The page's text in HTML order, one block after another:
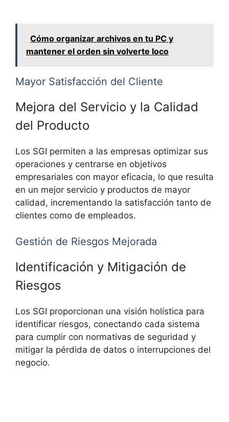
Cómo organizar archivos en tu PC y
mantener el orden sin volverte loco
Mayor Satisfacción del Cliente
Mejora del Servicio y la Calidad
del Producto
Los SGI permiten a las empresas optimizar sus
operaciones y centrarse en objetivos
empresariales con mayor eficacia, lo que resulta
en un mejor servicio y productos de mayor
calidad, incrementando la satisfacción tanto de
clientes como de empleados.
Gestión de Riesgos Mejorada
Identificación y Mitigación de
Riesgos
Los SGI proporcionan una visión holística para
identificar riesgos, conectando cada sistema
para cumplir con normativas de seguridad y
mitigar la pérdida de datos o interrupciones del
negocio.